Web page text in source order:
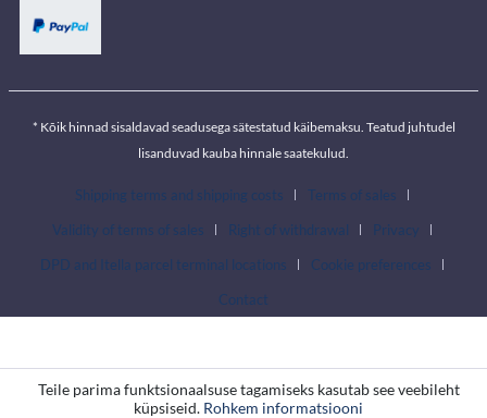
* Kõik hinnad sisaldavad seadusega sätestatud käibemaksu. Teatud juhtudel
lisanduvad kauba hinnale saatekulud.
Shipping terms and shipping costs
Terms of sales
Validity of terms of sales
Right of withdrawal
Privacy
DPD and Itella parcel terminal locations
Cookie preferences
Contact
Teile parima funktsionaalsuse tagamiseks kasutab see veebileht
küpsiseid. Rohkem informatsiooni